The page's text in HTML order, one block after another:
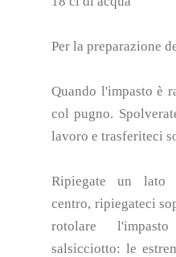
Per la preparazione
Quando l'impasto è
col pugno.
lavoro e trasferiteci
Ripiegate un lato
centro, ripiegateci
rotolare
salsicciotto: le